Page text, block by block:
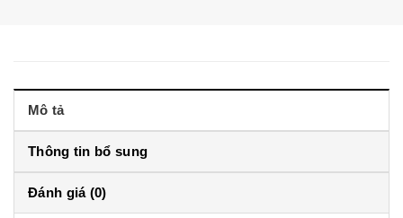
Mô tả
Thông tin bổ sung
Đánh giá (0)